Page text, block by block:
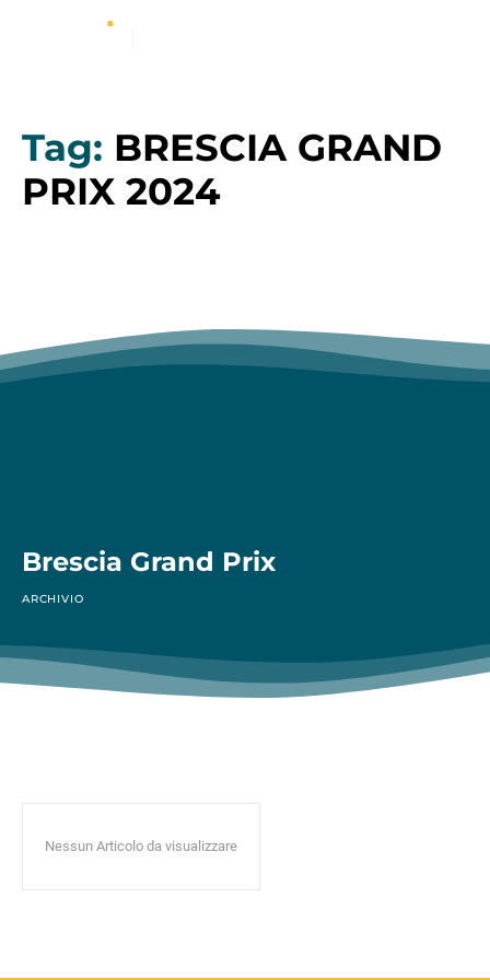
Tag: BRESCIA GRAND
PRIX 2024
Brescia Grand Prix
ARCHIVIO
Nessun Articolo da visualizzare